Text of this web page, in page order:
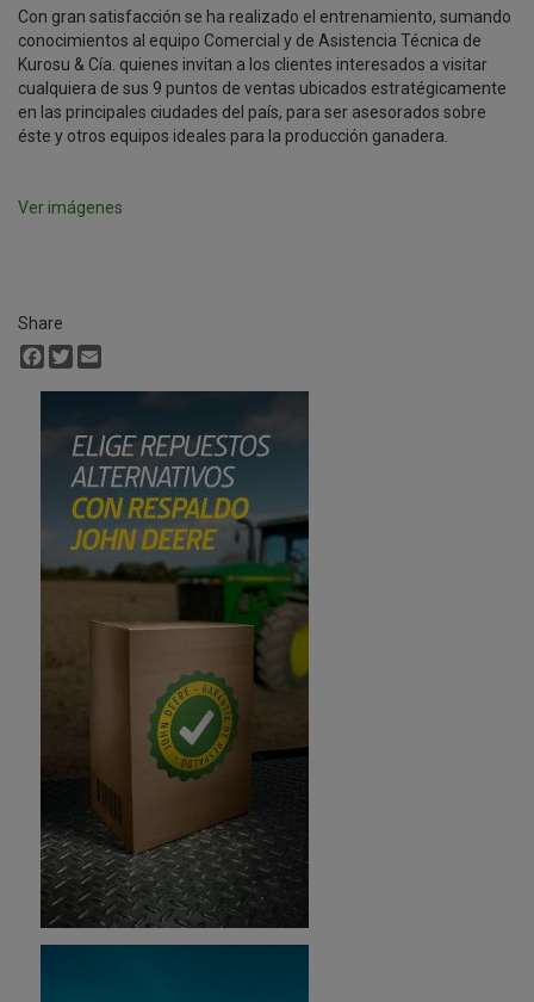
Con gran satisfacción se ha realizado el entrenamiento, sumando
conocimientos al equipo Comercial y de Asistencia Técnica de
Kurosu & Cía. quienes invitan a los clientes interesados a visitar
cualquiera de sus 9 puntos de ventas ubicados estratégicamente
en las principales ciudades del país, para ser asesorados sobre
éste y otros equipos ideales para la producción ganadera.
Ver imágenes
Share
Facebook
Twitter